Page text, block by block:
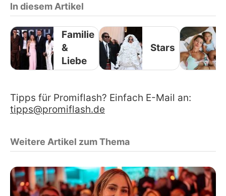
In diesem Artikel
Familie
&
Liebe
Stars
Tipps für Promiflash? Einfach E-Mail an:
tipps@promiflash.de
Weitere Artikel zum Thema